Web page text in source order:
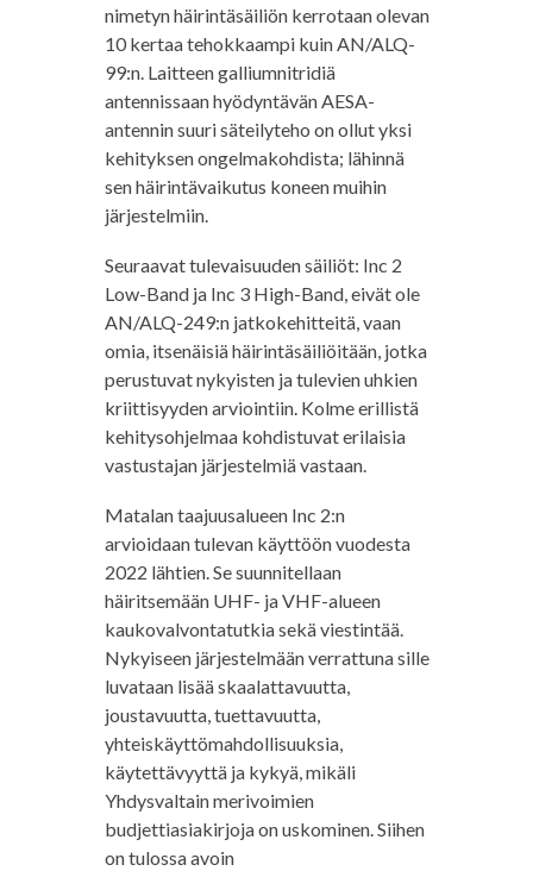
nimetyn häirintäsäiliön kerrotaan olevan
10 kertaa tehokkaampi kuin AN/ALQ-
99:n. Laitteen galliumnitridiä
antennissaan hyödyntävän AESA-
antennin suuri säteilyteho on ollut yksi
kehityksen ongelmakohdista; lähinnä
sen häirintävaikutus koneen muihin
järjestelmiin.
Seuraavat tulevaisuuden säiliöt: Inc 2
Low-Band ja Inc 3 High-Band, eivät ole
AN/ALQ-249:n jatkokehitteitä, vaan
omia, itsenäisiä häirintäsäiliöitään, jotka
perustuvat nykyisten ja tulevien uhkien
kriittisyyden arviointiin. Kolme erillistä
kehitysohjelmaa kohdistuvat erilaisia
vastustajan järjestelmiä vastaan.
Matalan taajuusalueen Inc 2:n
arvioidaan tulevan käyttöön vuodesta
2022 lähtien. Se suunnitellaan
häiritsemään UHF- ja VHF-alueen
kaukovalvontatutkia sekä viestintää.
Nykyiseen järjestelmään verrattuna sille
luvataan lisää skaalattavuutta,
joustavuutta, tuettavuutta,
yhteiskäyttömahdollisuuksia,
käytettävyyttä ja kykyä, mikäli
Yhdysvaltain merivoimien
budjettiasiakirjoja on uskominen. Siihen
on tulossa avoin